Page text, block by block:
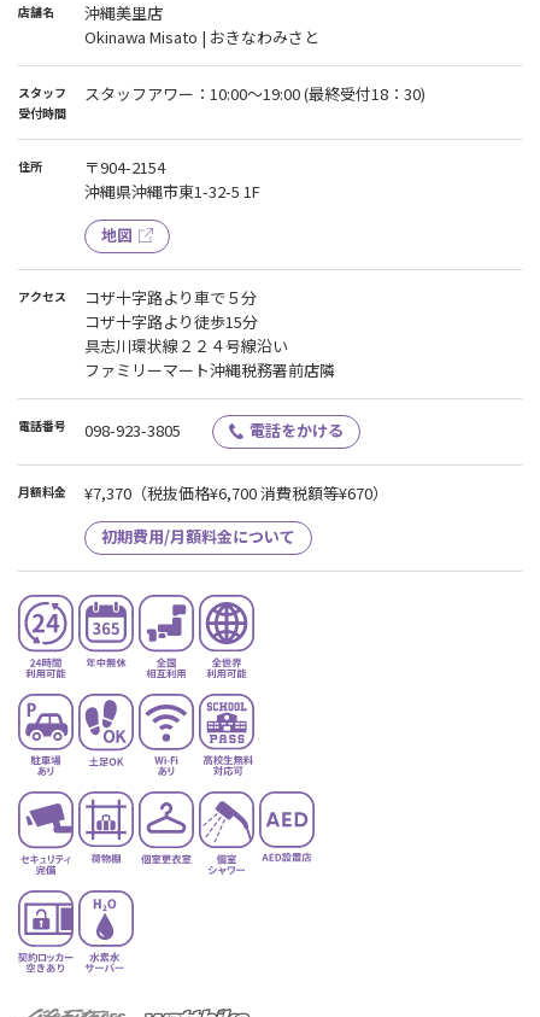
店舗名
沖縄美里店
Okinawa Misato | おきなわみさと
スタッフ
受付時間
スタッフアワー：10:00～19:00 (最終受付18：30)
住所
〒904-2154
沖縄県沖縄市東1-32-5 1F
地図
アクセス
コザ十字路より車で５分
コザ十字路より徒歩15分
具志川環状線２２４号線沿い
ファミリーマート沖縄税務署前店隣
電話番号 098-923-3805 電話をかける
月額料金 ¥7,370 （税抜価格¥6,700 消費税額等¥670）
初期費用/月額料金について